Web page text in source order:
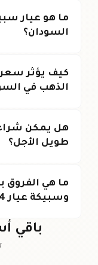
السودان؟
كيف يؤثر
الذهب في
طويل الأجل؟
وسبيكة عيار 24؟
باقي